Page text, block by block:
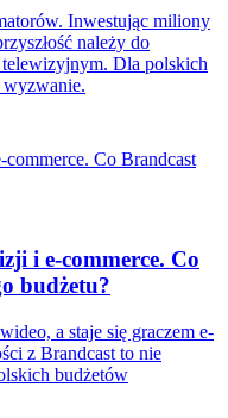
Inwestując miliony
należy do
Dla polskich
wyzwanie.
i e-commerce. Co
budżetu?
a staje się graczem e-
z Brandcast to nie
budżetów